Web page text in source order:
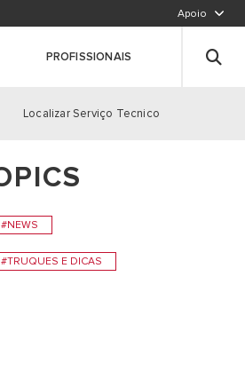
Apoio
PARA NÓS,CHAMADA PARA A REDE FIXA
Localizar Serviço Tecnico
PROFISSIONAIS
#NEWS
#TRUQUES E DICAS